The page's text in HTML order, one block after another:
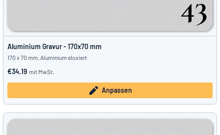
Aluminium Gravur - 170x70 mm
170 x 70 mm, Aluminium eloxiert
€34.19 mit MwSt.
Anpassen